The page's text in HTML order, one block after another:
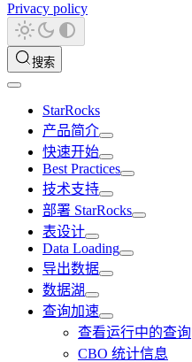
Privacy policy
搜索
StarRocks
产品简介
快速开始
Best Practices
技术支持
部署 StarRocks
表设计
Data Loading
导出数据
数据湖
查询加速
查看运行中的查询
CBO 统计信息